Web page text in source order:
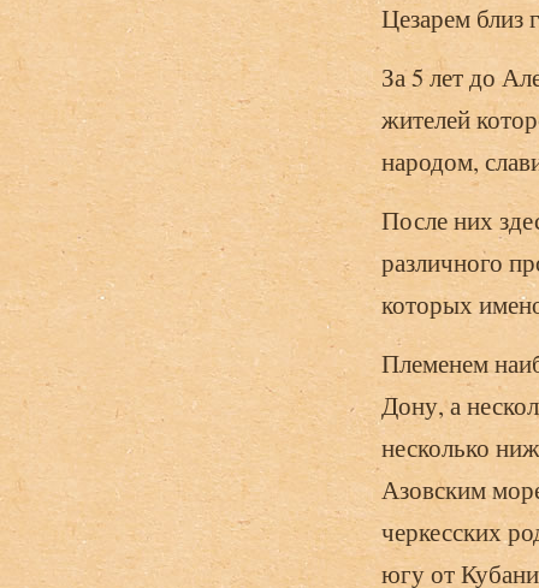
Цезарем близ
За 5 лет до
жителей
народом,
После них
различного
которых
Племенем
Дону, а
несколько
Азовским
черкесских
югу от